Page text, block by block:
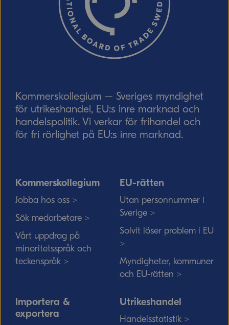
Kommerskollegium – Sveriges myndighet
för utrikeshandel, EU:s inre marknad och
handelspolitik. Vi verkar för frihandel och
för fri rörlighet på EU:s inre marknad.
Kommerskollegium
Jobba hos oss >
Sök medarbetare >
Vårt uppdrag på
minoritetsspråk och
teckenspråk >
EU-rätten
Utan personnummer i
Sverige >
Solvit löser problem i EU
>
Myndigheter, kommuner
och EU-rätten >
Importera &
exportera
Utrikeshandel
Handelsstatistik >